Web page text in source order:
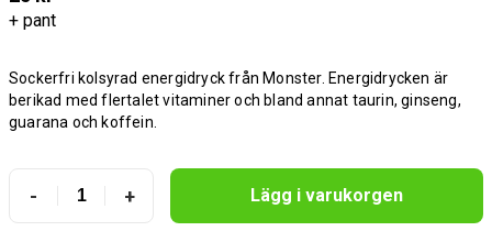
+ pant
Sockerfri kolsyrad energidryck från Monster. Energidrycken är
berikad med flertalet vitaminer och bland annat taurin, ginseng,
guarana och koffein.
- + Lägg i varukorgen